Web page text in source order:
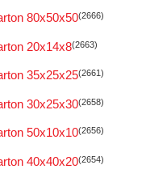
80x50x50(2666)
20x14x8(2663)
35x25x25(2661)
30x25x30(2658)
50x10x10(2656)
40x40x20(2654)